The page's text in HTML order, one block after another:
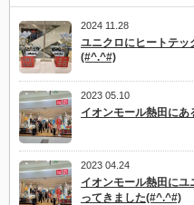
2024 11.28
ユニクロにヒートテッ
(#^.^#)
2023 05.10
イオンモール熱田に
2023 04.24
イオンモール熱田に
ってきました(#^.^#)